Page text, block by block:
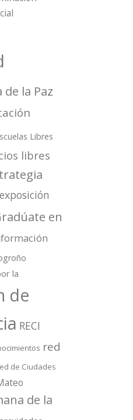
de la Paz
Libres
libres
exposición
en
la
de
RECI
red
de Ciudades
de la